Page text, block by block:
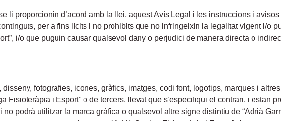
li proporcionin d’acord amb la llei, aquest Avís Legal i les instruccions i avisos
per a fins lícits i no prohibits que no infringeixin la legalitat vigent i/o
i/o que puguin causar qualsevol dany o perjudici de manera directa o
fotografies, icones, gràfics, imatges, codi font, logotips, marques i
Fisioteràpia i Esport” o de tercers, llevat que s’especifiqui el contrari, i estan
podrà utilitzar la marca gràfica o qualsevol altre signe distintiu de “Adrià